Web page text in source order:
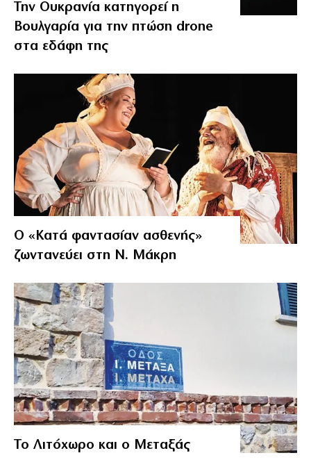
Την Ουκρανία κατηγορεί η
Βουλγαρία για την πτώση drone
στα εδάφη της
Ο «Κατά φαντασίαν ασθενής»
ζωντανεύει στη Ν. Μάκρη
Το Λιτόχωρο και ο Μεταξάς